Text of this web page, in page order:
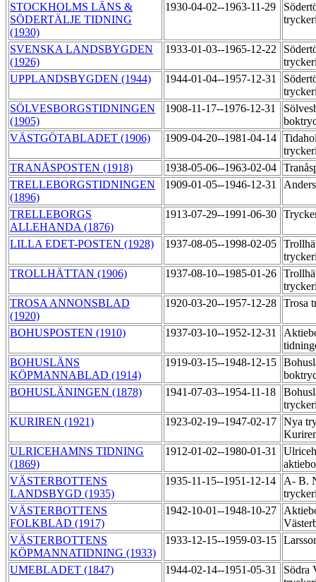
STOCKHOLMS LÄNS &
SÖDERTÄLJE TIDNING
(1930)
1930-04-02--1963-11-29
SVENSKA LANDSBYGDEN
(1926)
1933-01-03--1965-12-22
UPPLANDSBYGDEN (1944)
1944-01-04--1957-12-31
SÖLVESBORGSTIDNINGEN
(1905)
1908-11-17--1976-12-31
VÄSTGÖTABLADET (1906)
1909-04-20--1981-04-14
TRANÅSPOSTEN (1918)
1938-05-06--1963-02-04
TRELLEBORGSTIDNINGEN
(1896)
1909-01-05--1946-12-31
TRELLEBORGS
ALLEHANDA (1876)
1913-07-29--1991-06-30
LILLA EDET-POSTEN (1928) 1937-08-05--1998-02-05
TROLLHÄTTAN (1906)
1937-08-10--1985-01-26
TROSA ANNONSBLAD
(1920)
1920-03-20--1957-12-28 Trosa
BOHUSPOSTEN (1910) 1937-03-10--1952-12-31
BOHUSLÄNS
KÖPMANNABLAD (1914)
1919-03-15--1948-12-15
BOHUSLÄNINGEN (1878)
1941-07-03--1954-11-18
KURIREN (1921)
1923-02-19--1947-02-17 Nya
ULRICEHAMNS TIDNING
(1869)
1912-01-02--1980-01-31
VÄSTERBOTTENS
LANDSBYGD (1935)
1935-11-15--1951-12-14
A- B.
VÄSTERBOTTENS
FOLKBLAD (1917)
1942-10-01--1948-10-27
VÄSTERBOTTENS
KÖPMANNATIDNING (1933)
1933-12-15--1959-03-15
UMEBLADET (1847) 1944-02-14--1951-05-31
Södra